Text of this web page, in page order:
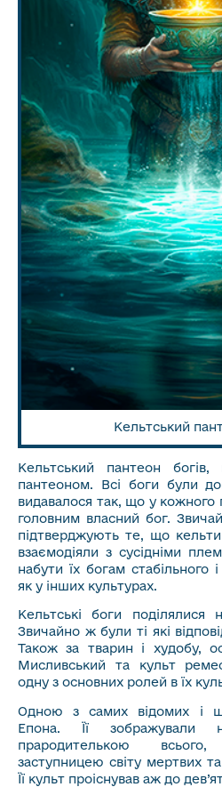
Кельтський
Кельтський пантеон богів,
пантеоном. Всі боги були
видавалося так, що у кожного
головним власний бог.
підтверджують те, що кельти
взаємодіяли з сусідніми
набути їх богам стабільного
як у інших культурах.
Кельтські боги поділялися
Звичайно ж були ті які
Також за тварин і худобу,
Мисливський та культ
одну з основних ролей в їх
Одною з самих відомих і
Епона. Її
прародителькою
заступницею світу мертвих
Її культ проіснував аж до